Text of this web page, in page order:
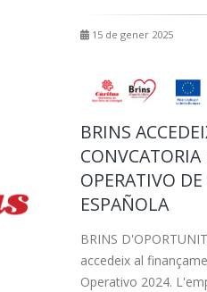
15 de gener 2025
BRINS
OPERATIVO DE
ESPAÑOLA
BRINS
accedeix al
Operativo 2024.